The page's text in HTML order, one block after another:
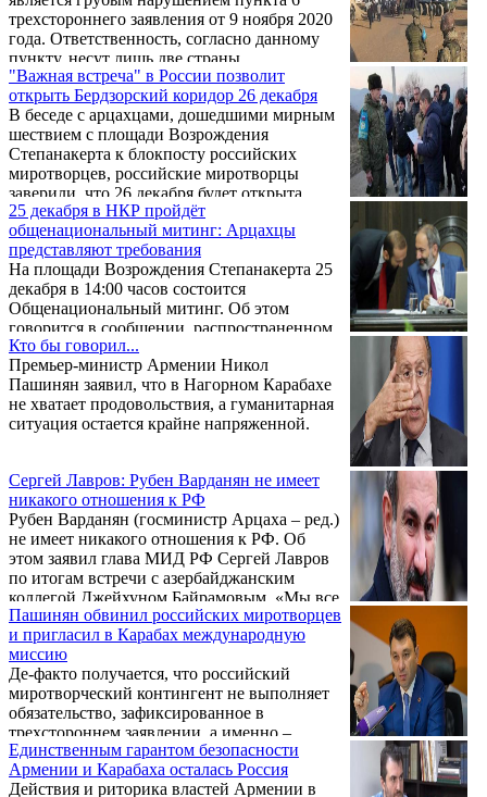
возможно в этом аспекте возобновление
формата МГ ОБСЕ.
трехстороннего заявления от 9 ноября 2020
года. Ответственность, согласно данному
пункту, несут лишь две страны
трехстороннего заявления - Азербайджан и
Россия. Об этом на заседании
Правительства заявил 29 декабря премьер-
министр Армении Никол Пашинян.
"Важная встреча" в России позволит
открыть Бердзорский коридор 26 декабря
В беседе с арцахцами, дошедшими мирным
шествием с площади Возрождения
Степанакерта к блокпосту российских
миротворцев, российские миротворцы
заверили, что 26 декабря будет открыта
дорога Степанакерт-Горис.
25 декабря в НКР пройдёт
общенациональный митинг: Арцахцы
представляют требования
На площади Возрождения Степанакерта 25
декабря в 14:00 часов состоится
Общенациональный митинг. Об этом
говорится в сообщении, распространенном
Информационным штабом Арцаха. Об этой
инициативе ранее было объявлено на
встрече президента Республики Арцах
Араика Арутюняна с ответственными
лицами государственных структур и ряда
Кто бы говорил...
Премьер-министр Армении Никол
Пашинян заявил, что в Нагорном Карабахе
не хватает продовольствия, а гуманитарная
ситуация остается крайне напряженной.
Сергей Лавров: Рубен Варданян не имеет
никакого отношения к РФ
Рубен Варданян (госминистр Арцаха – ред.)
не имеет никакого отношения к РФ. Об
этом заявил глава МИД РФ Сергей Лавров
по итогам встречи с азербайджанским
коллегой Джейхуном Байрамовым. «Мы все
должны исходить из того, что ситуация
многосторонняя, общественное мнение всех
вовлеченных сторон, азербайджанской,
армянской, карабахской, ну и российской,
которое тоже важно. Тем более что, из
разных источников, не буду
конкретизировать, звучат постоянно
упреки, более чем необоснованные в адрес
...
Пашинян обвинил российских миротворцев
и пригласил в Карабах международную
миссию
Де-факто получается, что российский
миротворческий контингент не выполняет
обязательство, зафиксированное в
трехстороннем заявлении, а именно –
удержание Лачинского коридора под
контролем. Об этом на заседании
Правительства 22 декабря заявил премьер-
Единственным гарантом безопасности
Армении и Карабаха осталась Россия
Действия и риторика властей Армении в